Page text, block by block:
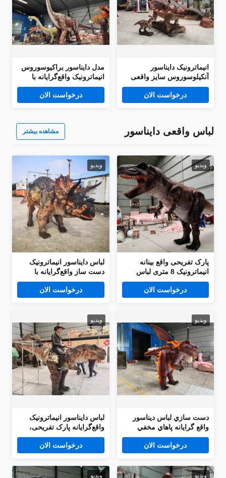
انیماترونیک دایناسور
آنکیلوسوروس سایز واقعی
پارک تفریحی مدل 4 متری
برای فروشدرخواست الان
مدل دایناسور براکیوسوروس
انیماترونیک واقع‌گرایانه با
کیفیت بالا، ژوراسیک، ۱۵
درخواست الان
لباس واقعی دایناسور مشاهده بیشتر
ویدیو
پارک تفریحی واقع بینانه
انیماترونیک 8 متری لباس
دایناسور بزرگ استیل لباس
درخواست الان
ویدیو
لباس دایناسور انیماترونیک
دست ساز واقع‌گرایانه با
پاهای مخفی، لباس سه‌شاخ
درخواست الان
ویدیو
دست سازي لباس ديناسور
واقع گرایانه پاهاي مخفي
لباس اژدها
درخواست الان
ویدیو
لباس دایناسور انیماترونیک
واقع‌گرایانه پارک تفریحی،
لباس تی‌رکس با چوب‌پا
درخواست الان
ویدیو ویدیو